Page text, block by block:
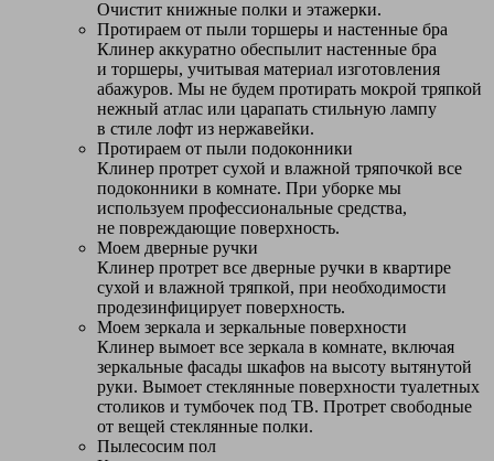
Очистит книжные полки и этажерки.
Протираем от пыли торшеры и настенные бра
Клинер аккуратно обеспылит настенные бра
и торшеры, учитывая материал изготовления
абажуров. Мы не будем протирать мокрой тряпкой
нежный атлас или царапать стильную лампу
в стиле лофт из нержавейки.
Протираем от пыли подоконники
Клинер протрет сухой и влажной тряпочкой все
подоконники в комнате. При уборке мы
используем профессиональные средства,
не повреждающие поверхность.
Моем дверные ручки
Клинер протрет все дверные ручки в квартире
сухой и влажной тряпкой, при необходимости
продезинфицирует поверхность.
Моем зеркала и зеркальные поверхности
Клинер вымоет все зеркала в комнате, включая
зеркальные фасады шкафов на высоту вытянутой
руки. Вымоет стеклянные поверхности туалетных
столиков и тумбочек под ТВ. Протрет свободные
от вещей стеклянные полки.
Пылесосим пол